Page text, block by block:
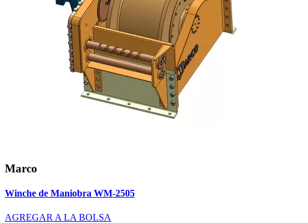
Marco
Winche de Maniobra WM-2505
AGREGAR A LA BOLSA